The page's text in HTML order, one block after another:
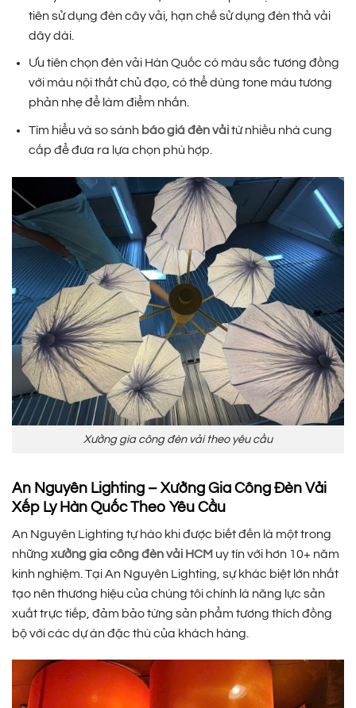
tiên sử dụng đèn cây vải, hạn chế sử dụng đèn thả vải
dây dài.
Ưu tiên chọn đèn vải Hàn Quốc có màu sắc tương đồng
với màu nội thất chủ đạo, có thể dùng tone màu tương
phản nhẹ để làm điểm nhấn.
Tìm hiểu và so sánh báo giá đèn vảitừ nhiều nhà cung
cấp để đưa ra lựa chọn phù hợp.
Xưởng gia công đèn vải theo yêu cầu
An Nguyên Lighting – Xưởng Gia Công Đèn Vải
Xếp Ly Hàn Quốc Theo Yêu Cầu
An Nguyên Lighting tự hào khi được biết đến là một trong
những xưởng gia công đèn vải HCM uy tín với hơn 10+ năm
kinh nghiệm. Tại An Nguyên Lighting, sự khác biệt lớn nhất
tạo nên thương hiệu của chúng tôi chính là năng lực sản
xuất trực tiếp, đảm bảo từng sản phẩm tương thích đồng
bộ với các dự án đặc thù của khách hàng.